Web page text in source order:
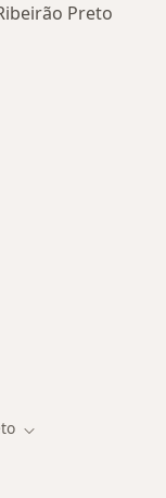
Preto
Mudar de cidade